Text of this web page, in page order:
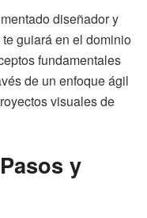
diseñador y
guiará en el dominio
fundamentales
de un enfoque ágil
visuales de
y